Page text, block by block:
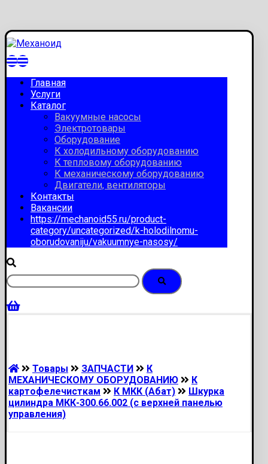
Главная
Услуги
Каталог
Вакуумные насосы
Электротовары
Оборудование
К холодильному оборудованию
К тепловому оборудованию
К механическому оборудованию
Двигатели, вентиляторы
Контакты
Вакансии
https://mechanoid55.ru/product-
category/uncategorized/k-holodilnomu-
oborudovaniju/vakuumnye-nasosy/
Товары ЗАПЧАСТИ
К
МЕХАНИЧЕСКОМУ ОБОРУДОВАНИЮ
К
картофелечисткам
К МКК (Абат)
Шкурка
цилиндра МКК-300.66.002 (с верхней панелью
управления)